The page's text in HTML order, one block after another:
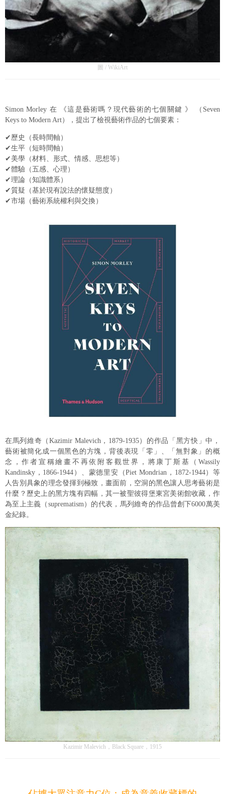
圖 / WikiArt
Simon Morley 在 《這是藝術嗎？現代藝術的七個關鍵 》 （Seven
Keys to Modern Art），提出了檢視藝術作品的七個要素：
✔歷史（長時間軸）
✔生平（短時間軸）
✔美學（材料、形式、情感、思想等）
✔體驗（五感、心理）
✔理論（知識體系）
✔質疑（基於現有說法的懷疑態度）
✔市場（藝術系統權利與交換）
在馬列維奇（Kazimir Malevich，1879-1935）的作品「黑方快」中，
藝術被簡化成一個黑色的方塊，背後表現「零」、「無對象」的概
念，作者宣稱繪畫不再依附客觀世界，將康丁斯基（Wassily
Kandinsky，1866-1944）、蒙德里安（Piet Mondrian，1872-1944）等
人告別具象的理念發揮到極致，畫面前，空洞的黑色讓人思考藝術是
什麼？歷史上的黑方塊有四幅，其一被聖彼得堡東宮美術館收藏，作
為至上主義（suprematism）的代表，馬列維奇的作品曾創下6000萬美
金紀錄。
Kazimir Malevich，Black Square，1915